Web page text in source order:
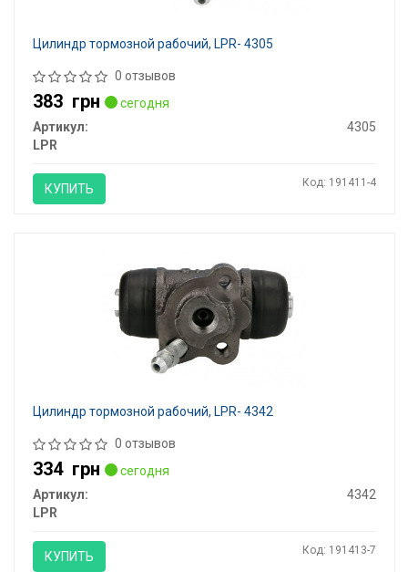
Цилиндр тормозной рабочий, LPR- 4305
0 отзывов
383 грн
сегодня
Артикул:
4305
LPR
КУПИТЬ Код: 191411-4
Цилиндр тормозной рабочий, LPR- 4342
0 отзывов
334 грн
сегодня
Артикул:
4342
LPR
КУПИТЬ Код: 191413-7